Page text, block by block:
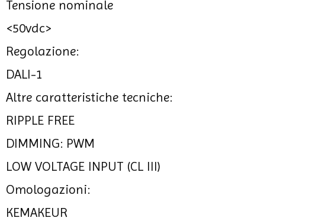
Tensione nominale
<50vdc>
Regolazione:
DALI-1
Altre caratteristiche tecniche:
RIPPLE FREE
DIMMING: PWM
LOW VOLTAGE INPUT (CL III)
Omologazioni:
KEMAKEUR